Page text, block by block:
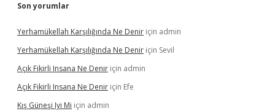
Son yorumlar
Yerhamükellah Karşılığında Ne Denir için admin
Yerhamükellah Karşılığında Ne Denir için Sevil
Açık Fikirli Insana Ne Denir için admin
Açık Fikirli Insana Ne Denir için Efe
Kış Güneşi Iyi Mi için admin